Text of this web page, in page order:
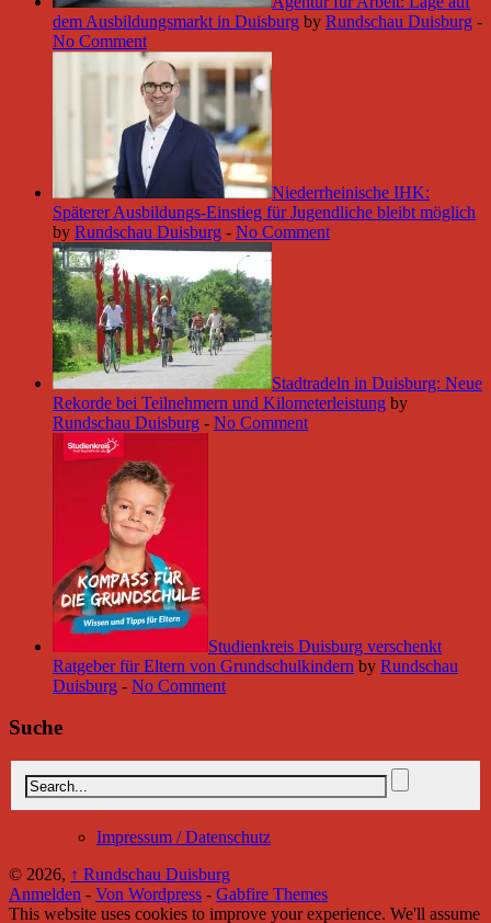
dem Ausbildungsmarkt in Duisburg by Rundschau Duisburg -
No Comment
Niederrheinische IHK:
Späterer Ausbildungs-Einstieg für Jugendliche bleibt möglich
by Rundschau Duisburg - No Comment
Stadtradeln in Duisburg: Neue
Rekorde bei Teilnehmern und Kilometerleistung by
Rundschau Duisburg - No Comment
Studienkreis Duisburg verschenkt
Ratgeber für Eltern von Grundschulkindern by Rundschau
Duisburg - No Comment
Suche
Impressum / Datenschutz
© 2026, ↑ Rundschau Duisburg
Anmelden - Von Wordpress - Gabfire Themes
This website uses cookies to improve your experience. We'll assume